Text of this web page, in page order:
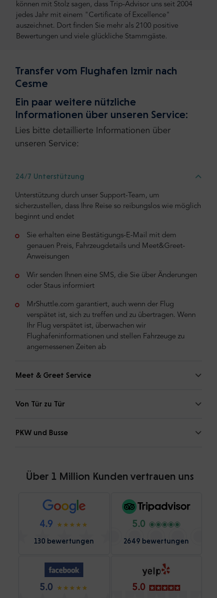
können mit Stolz sagen, dass Trip-Advisor uns seit 2004
jedes Jahr mit einem "Certificate of Excellence"
auszeichnet. Dort finden Sie mehr als 2100 positive
Bewertungen und viele glückliche Stammgäste.
Transfer vom Flughafen Izmir nach
Cesme
Ein paar weitere nützliche
Informationen über unseren Service:
Lies bitte detaillierte Informationen über
unseren Service:
24/7 Unterstützung
Unterstützung durch unser Support-Team, um
sicherzustellen, dass Ihre Reise so reibungslos wie möglich
beginnt und endet
Sie erhalten eine Bestätigungs-E-Mail mit dem
genauen Preis, Fahrzeugdetails und Meet&Greet-
Anweisungen
Wir senden Ihnen eine SMS, die Sie über Änderungen
oder Staus informiert
MrShuttle.com garantiert, auch wenn der Flug
verspätet ist, sich zu treffen und zu übertragen. Wenn
Ihr Flug verspätet ist, überwachen wir
Flughafeninformationen und stellen Fahrzeuge zu
angemessenen Zeiten ab
Meet & Greet Service
Von Tür zu Tür
PKW und Busse
Über 1 Million Kunden vertrauen uns
4.9
130 bewertungen
5.0
2649 bewertungen
5.0 5.0